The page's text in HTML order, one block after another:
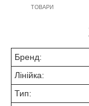
ТОВАРИ
Бренд:
Лінійка:
Тип: